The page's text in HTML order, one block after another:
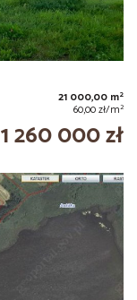
21 000,00 m2
60,00 zł/m2
1 260 000 zł